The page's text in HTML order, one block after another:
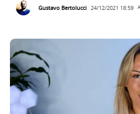
Gustavo Bertolucci 24/12/2021 18:59